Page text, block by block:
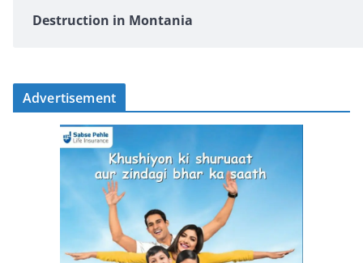
Destruction in Montania
Advertisement